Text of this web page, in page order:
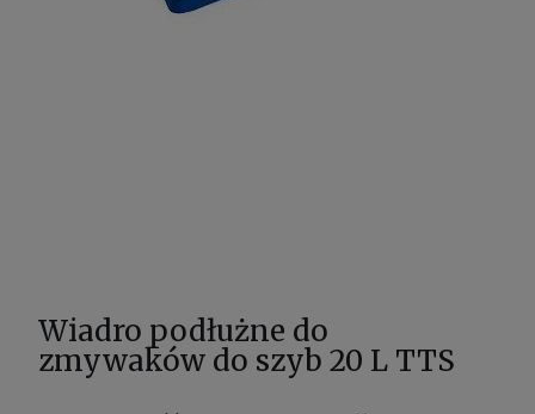
Wiadro podłużne do
zmywaków do szyb 20 L TTS